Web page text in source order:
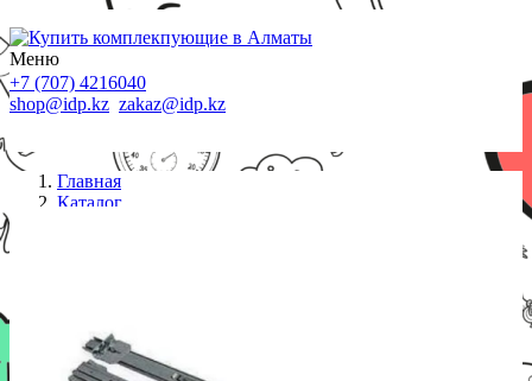
Меню
+7 (707) 4216040
shop@idp.kz zakaz@idp.kz
Главная
Каталог